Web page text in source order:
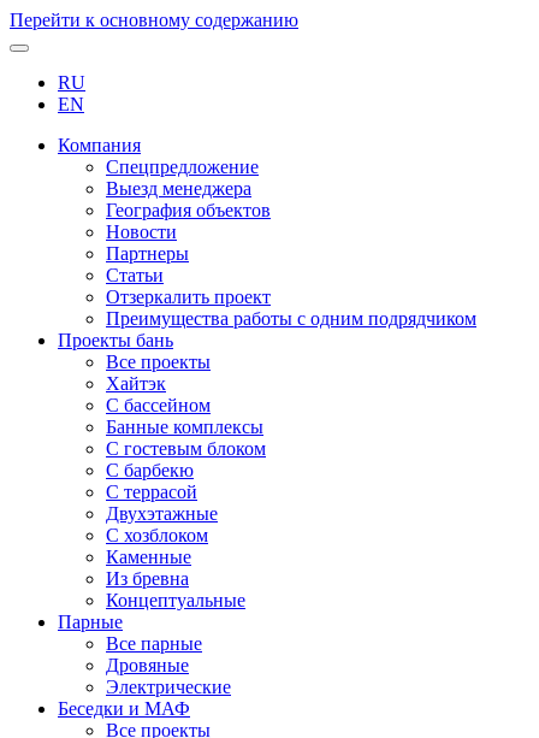
Перейти к основному содержанию
RU
EN
Компания
Спецпредложение
Выезд менеджера
География объектов
Новости
Партнеры
Статьи
Отзеркалить проект
Преимущества работы с одним подрядчиком
Проекты бань
Все проекты
Хайтэк
С бассейном
Банные комплексы
С гостевым блоком
С барбекю
С террасой
Двухэтажные
С хозблоком
Каменные
Из бревна
Концептуальные
Парные
Все парные
Дровяные
Электрические
Беседки и МАФ
Все проекты